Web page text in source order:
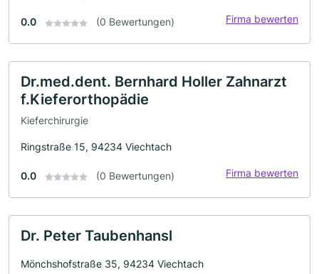
0.0 (0 Bewertungen) Firma bewerten
Dr.med.dent. Bernhard Holler Zahnarzt
f.Kieferorthopädie
Kieferchirurgie
Ringstraße 15, 94234 Viechtach
0.0 (0 Bewertungen) Firma bewerten
Dr. Peter Taubenhansl
Mönchshofstraße 35, 94234 Viechtach